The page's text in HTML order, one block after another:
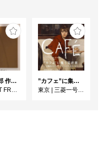
田中信太郎 作品展
GALLERY
”カフェ”に集う芸術家 ー印象派からゴッホ、ロートレック、ピカソまで
東京
三菱一号館美術館